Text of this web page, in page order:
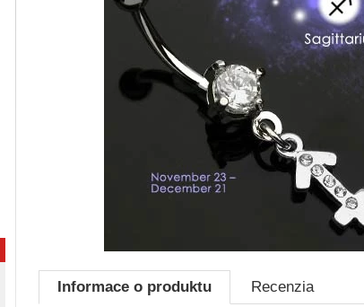
Informace o produktu Recenzia